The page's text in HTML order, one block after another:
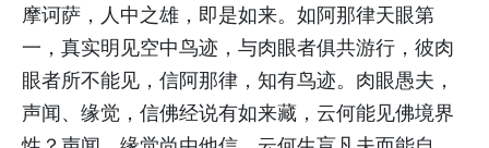
摩诃萨，人中之雄，即是如来。如阿那律天眼第
一，真实明见空中鸟迹，与肉眼者俱共游行，彼肉
眼者所不能见，信阿那律，知有鸟迹。肉眼愚夫，
声闻、缘觉，信佛经说有如来藏，云何能见佛境界